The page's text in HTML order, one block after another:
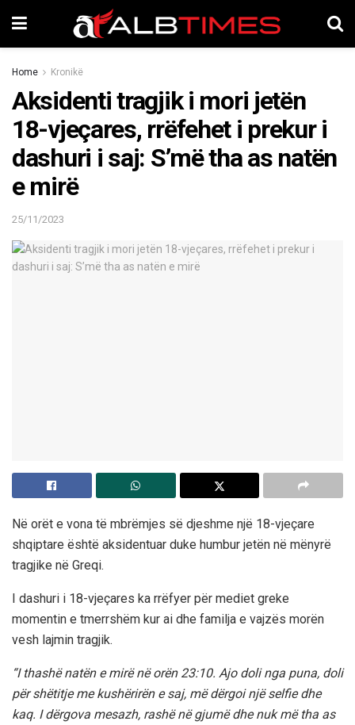
Home Kronikë
Aksidenti tragjik i mori jetën
18-vjeçares, rrëfehet i prekur i
dashuri i saj: S’më tha as natën
e mirë
25/11/2023
Në orët e vona të mbrëmjes së djeshme një 18-vjeçare
shqiptare është aksidentuar duke humbur jetën në mënyrë
tragjike në Greqi.
I dashuri i 18-vjeçares ka rrëfyer për mediet greke
momentin e tmerrshëm kur ai dhe familja e vajzës morën
vesh lajmin tragjik.
“I thashë natën e mirë në orën 23:10. Ajo doli nga puna, doli
për shëtitje me kushërirën e saj, më dërgoi një selfie dhe
kaq. I dërgova mesazh, rashë në gjumë dhe nuk më tha as